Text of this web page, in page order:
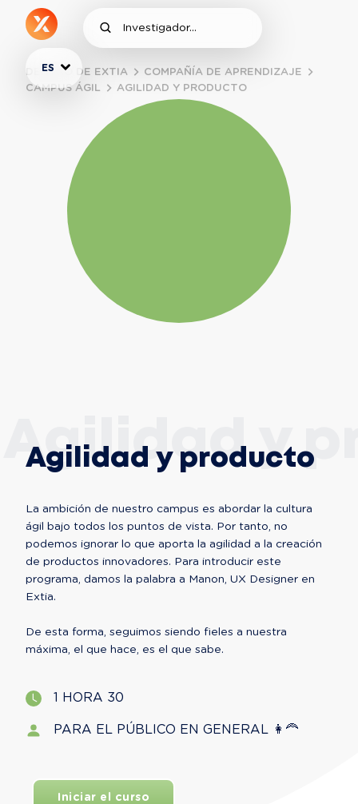
ES
DENTRO DE EXTIA
COMPAÑÍA DE APRENDIZAJE
CAMPUS ÁGIL
AGILIDAD Y PRODUCTO
Agilidad y
Agilidad y producto
La ambición de nuestro campus es abordar la cultura
ágil bajo todos los puntos de vista. Por tanto, no
podemos ignorar lo que aporta la agilidad a la creación
de productos innovadores. Para introducir este
programa, damos la palabra a Manon, UX Designer en
Extia.
De esta forma, seguimos siendo fieles a nuestra
1 HORA 30
PARA EL PÚBLICO EN GENERAL 👩‍🦰
Iniciar el curso